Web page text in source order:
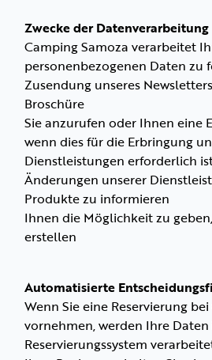
Zwecke der Datenverarbeitung
Camping Samoza verarbeitet
personenbezogenen Daten zu
Zusendung unseres
Broschüre
Sie anzurufen oder Ihnen eine
wenn dies für die Erbringung
Dienstleistungen erforderlich
Änderungen unserer
Produkte zu informieren
Ihnen die Möglichkeit zu
erstellen
Automatisierte
Wenn Sie eine Reservierung
vornehmen, werden Ihre
Reservierungssystem